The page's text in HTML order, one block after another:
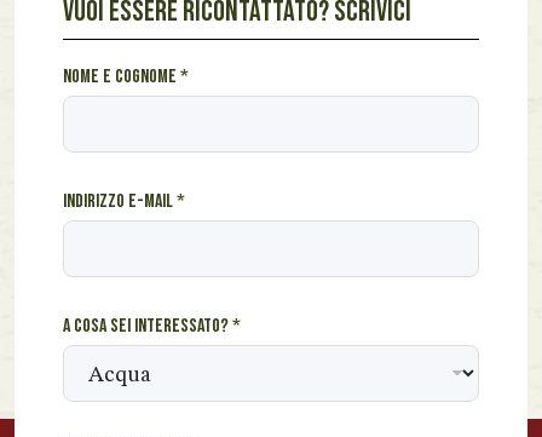
VUOI ESSERE RICONTATTATO? SCRIVICI
Nome e cognome *
Indirizzo e-mail*
A cosa sei interessato?*